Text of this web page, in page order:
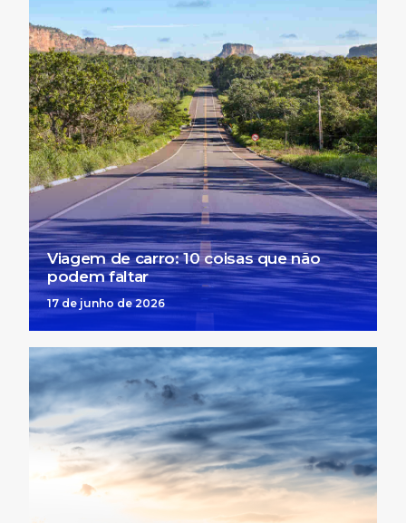
Viagem de carro: 10 coisas que não
podem faltar
17 de junho de 2026